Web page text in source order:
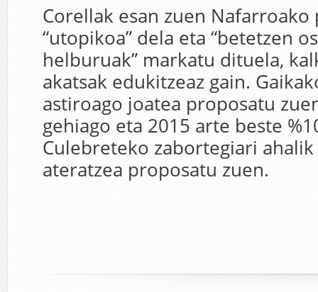
Corellak esan zuen
“utopikoa” dela eta “betetzen
helburuak” markatu dituela,
akatsak edukitzeaz gain.
astiroago joatea proposatu
gehiago eta 2015 arte beste
Culebreteko zabortegiari
ateratzea proposatu zuen.